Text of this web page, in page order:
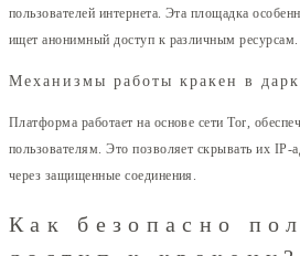
пользователей интернета. Эта площадка
ищет анонимный доступ к различным ресурсам.
Механизмы работы кракен в
Платформа работает на основе сети Tor,
пользователям. Это позволяет скрывать их IP-
через защищенные соединения.
Как безопасно